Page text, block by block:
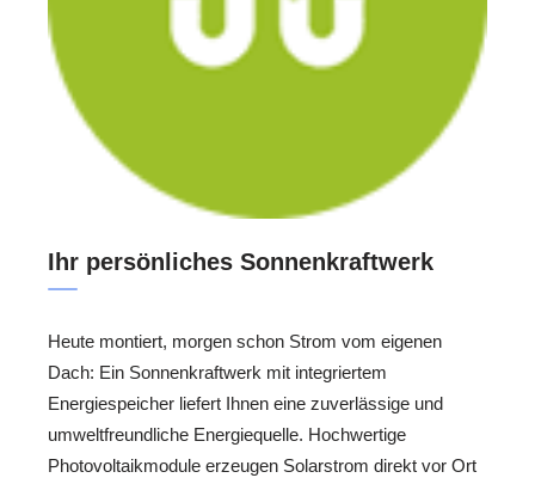
Ihr persönliches Sonnenkraftwerk
Heute montiert, morgen schon Strom vom eigenen
Dach: Ein Sonnenkraftwerk mit integriertem
Energiespeicher liefert Ihnen eine zuverlässige und
umweltfreundliche Energiequelle. Hochwertige
Photovoltaikmodule erzeugen Solarstrom direkt vor Ort